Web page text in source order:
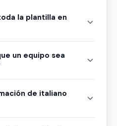
la plantilla en
un equipo sea
de italiano